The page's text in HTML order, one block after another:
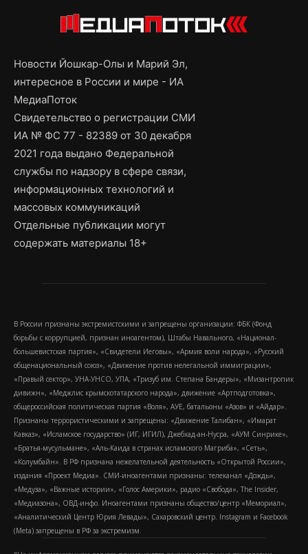
Новости Йошкар-Олы и Марий Эл,
интересное в России и мире - ИА
МедиаПоток
Свидетельство о регистрации СМИ
ИА № ФС 77 - 82389 от 30 декабря
2021 года выдано Федеральной
службы по надзору в сфере связи,
информационных технологий и
массовых коммуникаций
Отдельные публикации могут
содержать материалы 18+
В России признаны экстремистскими и запрещены организации: ФБК (Фонд
борьбы с коррупцией, признан иноагентом), Штабы Навального, «Национал-
большевистская партия», «Свидетели Иеговы», «Армия воли народа», «Русский
общенациональный союз», «Движение против нелегальной иммиграции»,
«Правый сектор», УНА-УНСО, УПА, «Тризуб им. Степана Бандеры», «Мизантропик
дивижн», «Меджлис крымскотатарского народа», движение «Артподготовка»,
общероссийская политическая партия «Воля», АУЕ, батальоны «Азов» и «Айдар».
Признаны террористическими и запрещены: «Движение Талибан», «Имарат
Кавказ», «Исламское государство» (ИГ, ИГИЛ), Джебхад-ан-Нусра, «АУМ Синрике»,
«Братья-мусульмане», «Аль-Каида в странах исламского Магриба», «Сеть»,
«Колумбайн». В РФ признана нежелательной деятельность «Открытой России»,
издания «Проект Медиа». СМИ-иноагентами признаны: телеканал «Дождь»,
«Медуза», «Важные истории», «Голос Америки», радио «Свобода», The Insider,
«Медиазона», ОВД-инфо. Иноагентами признаны общество/центр «Мемориал»,
«Аналитический Центр Юрия Левады», Сахаровский центр. Instagram и Facebook
(Metа) запрещены в РФ за экстремизм.